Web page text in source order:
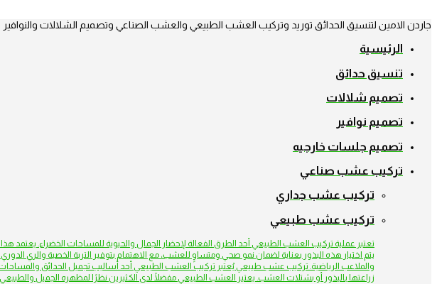
جاردن الامين لتنسيق الحدائق توريد وتركيب العشب الطبيعي والعشب الصناعي وتصميم الشلالات
الرئيسية
تنسيق حدائق
تصميم شلالات
تصميم نوافير
تصميم جلسات خارجيه
تركيب عشب صناعي
تركيب عشب جداري
تركيب عشب طبيعي
تعتبر عملية تركيب العشب الطبيعي أحد الطرق الفعالة لإحضار الجمال والحيوية للمساحات الخضراء.
يتم اختيار هذه البذور بعناية لضمان نمو صحي ومتساوٍ للعشب، مع الاهتمام بتوفير التربة الخصبة والري
والملاعب الرياضية. تركيب عشب طبيعي يُعتبر تركيب العشب الطبيعي أحد أساليب تجميل الحدائق
زراعتها بالبذور أو بشتلات العشب. يعتبر العشب الطبيعي مفضلًا لدى الكثيرين نظرًا لمظهره الجميل